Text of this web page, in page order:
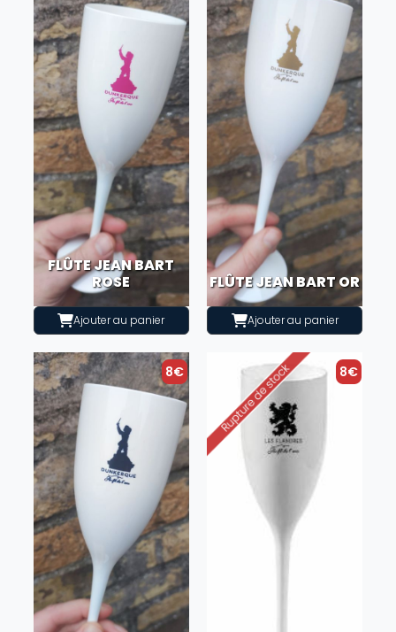
FLÛTE JEAN BART
ROSE
Ajouter au panier
FLÛTE JEAN BART OR
Ajouter au panier
8€ 8€